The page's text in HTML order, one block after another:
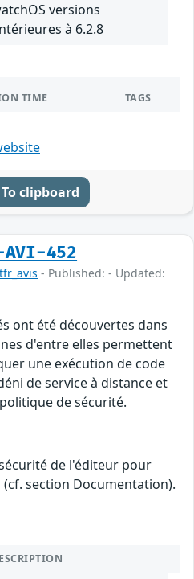
versions
à 6.2.8
TIME TAGS
To clipboard
AVI-452
- Published: - Updated:
ont été découvertes dans
d'entre elles permettent
une exécution de code
de service à distance et
de sécurité.
de l'éditeur pour
section Documentation).